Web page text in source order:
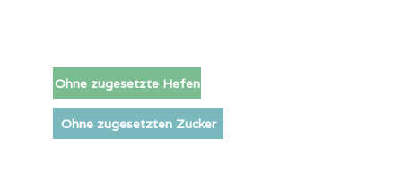
Ohne zugesetzte Hefen
Ohne zugesetzten Zucker